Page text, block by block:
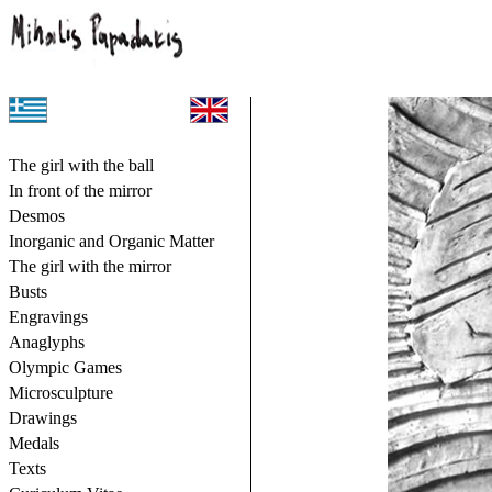
Το κορίτσι με το τόπι
Μπροστά στον καθρέφτη
Δεσμός
Ανόργανη και Οργανική Ύλη
Το κορίτσι με τον καθρέφτη
Προτομές
Χαρακτικά
Ανάγλυφα
Ολυμπιακά Αγωνίσματα
Μικρογλυπτική
Σχέδια
Μετάλλια
Κείμενα
The girl with the ball
In front of the mirror
Desmos
Inorganic and Organic Matter
The girl with the mirror
Busts
Engravings
Anaglyphs
Olympic Games
Microsculpture
Drawings
Medals
Texts